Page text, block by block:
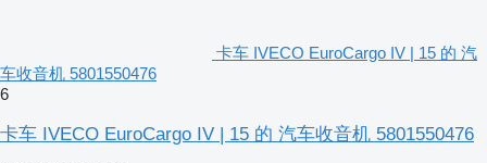
卡车 IVECO EuroCargo IV | 15 的 汽
车收音机 5801550476
6
卡车 IVECO EuroCargo IV | 15 的 汽车收音机 5801550476